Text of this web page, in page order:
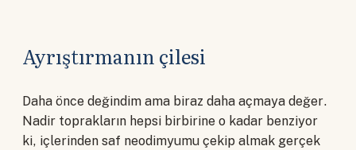
Ayrıştırmanın çilesi
Daha önce değindim ama biraz daha açmaya değer.
Nadir toprakların hepsi birbirine o kadar benziyor
ki, içlerinden saf neodimyumu çekip almak gerçek